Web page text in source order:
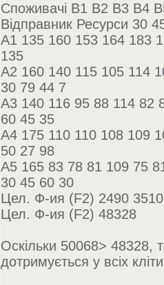
Споживачі B1 B2 B3 B4
Відправник Ресурси 30
A1 135 160 153 164 183
135
A2 160 140 115 105 114
30 79 44 7
A3 140 116 95 88 114 82
60 45 35
A4 175 110 110 108 109
50 27 98
A5 165 83 78 81 109 75
30 45 60 30
Цел. Ф-ия (F2) 2490
Цел. Ф-ия (F2) 48328
Оскільки 50068> 48328,
дотримується у всіх